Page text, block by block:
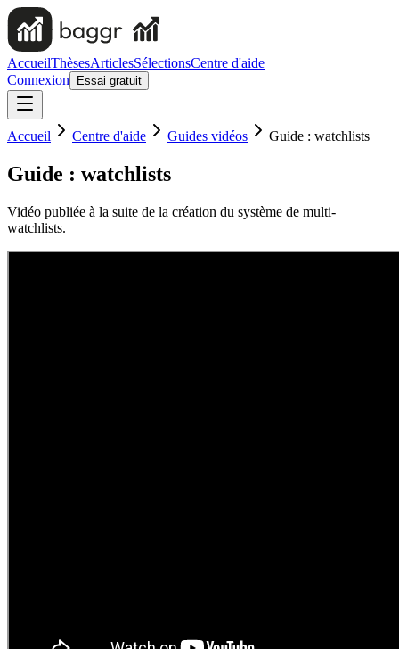
AccueilThèsesArticlesSélectionsCentre d'aide
Connexion
Essai gratuit
Accueil Centre d'aide Guides vidéos Guide : watchlists
Guide : watchlists
Vidéo publiée à la suite de la création du système de multi-
watchlists.